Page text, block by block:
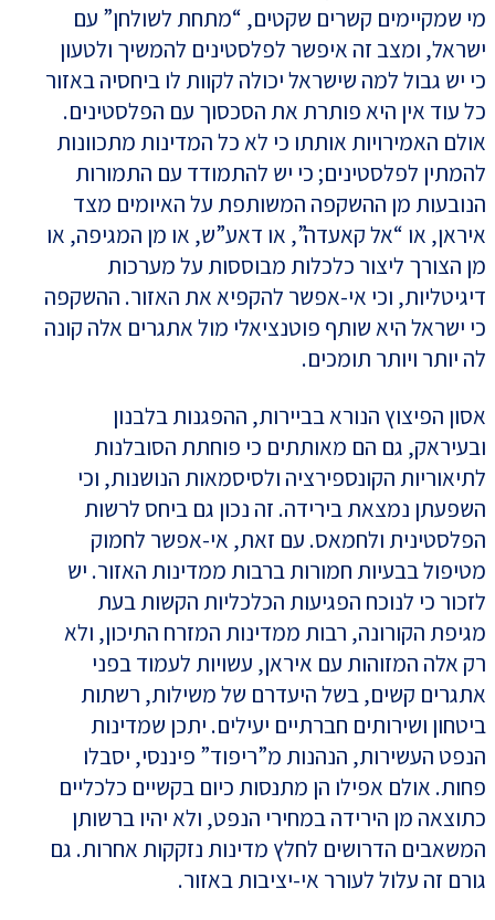
מי שמקיימים קשרים שקטים, “מתחת לשולחן” עם
ישראל, ומצב זה איפשר לפלסטינים להמשיך ולטעון
כי יש גבול למה שישראל יכולה לקוות לו ביחסיה באזור
כל עוד אין היא פותרת את הסכסוך עם הפלסטינים.
אולם האמירויות אותתו כי לא כל המדינות מתכוונות
להמתין לפלסטינים; כי יש להתמודד עם התמורות
הנובעות מן ההשקפה המשותפת על האיומים מצד
איראן, או “אל קאעדה”, או דאע”ש, או מן המגיפה, או
מן הצורך ליצור כלכלות מבוססות על מערכות
דיגיטליות, וכי אי-אפשר להקפיא את האזור. ההשקפה
כי ישראל היא שותף פוטנציאלי מול אתגרים אלה קונה
לה יותר ויותר תומכים.
אסון הפיצוץ הנורא בביירות, ההפגנות בלבנון
ובעיראק, גם הם מאותתים כי פוחתת הסובלנות
לתיאוריות הקונספירציה ולסיסמאות הנושנות, וכי
השפעתן נמצאת בירידה. זה נכון גם ביחס לרשות
הפלסטינית ולחמאס. עם זאת, אי-אפשר לחמוק
מטיפול בבעיות חמורות ברבות ממדינות האזור. יש
לזכור כי לנוכח הפגיעות הכלכליות הקשות בעת
מגיפת הקורונה, רבות ממדינות המזרח התיכון, ולא
רק אלה המזוהות עם איראן, עשויות לעמוד בפני
אתגרים קשים, בשל היעדרם של משילות, רשתות
ביטחון ושירותים חברתיים יעילים. יתכן שמדינות
הנפט העשירות, הנהנות מ”ריפוד” פיננסי, יסבלו
פחות. אולם אפילו הן מתנסות כיום בקשיים כלכליים
כתוצאה מן הירידה במחירי הנפט, ולא יהיו ברשותן
המשאבים הדרושים לחלץ מדינות נזקקות אחרות. גם
גורם זה עלול לעורר אי-יציבות באזור.